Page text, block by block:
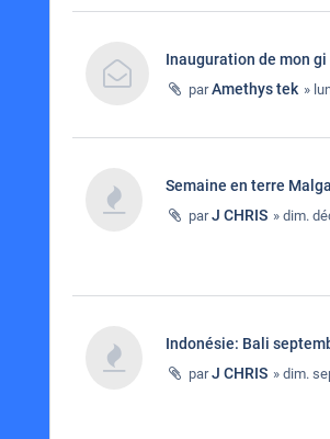
Inauguration de mon gi
parAmethys tek »
Semaine en terre
parJ CHRIS » dim.
Indonésie: Bali
parJ CHRIS » dim.